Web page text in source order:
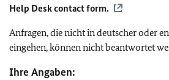
Help Desk contact form.
Anfragen, die nicht in deutscher oder
eingehen, können nicht beantwortet
Ihre Angaben: